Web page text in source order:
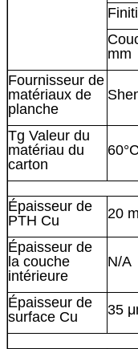
mm
Fournisseur de
matériaux de
planche
Tg Valeur du
matériau du
carton
60°C
Épaisseur de
PTH Cu
20
Épaisseur de
la couche
intérieure
N/A
Épaisseur de
surface Cu
35